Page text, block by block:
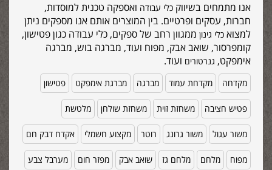
אנו מתמחים בשיווק כלי עבודה ואספקה טכנית למוסדות,
חברות, עסקים ופרטיים. בין המוצרים אותם אנו מספקים ניתן
למצוא כלי גינון ממגוון רחב של ספקים, כלי עבודה כגון פטישון,
קומפרסור, שואב אבק, מפוח ועוד, מברגה בוש, מברגה
אימפקט, גנרטורים ועוד.
מקדחה מקדחת עמוד מברגה מברגת אימפקט פטישון
פטיש חציבה משחזת זוית משחזת שולחן מלטשת
משור עגול משור גרונג רוטר מקצוע חשמלי אקדח דבק חם
מפוח מלחם מלחם גז שואב אבק מפזר חום מערבל צבע